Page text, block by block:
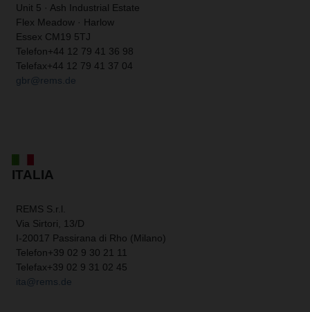
Unit 5 · Ash Industrial Estate
Flex Meadow · Harlow
Essex CM19 5TJ
Telefon+44 12 79 41 36 98
Telefax+44 12 79 41 37 04
gbr@rems.de
ITALIA
REMS S.r.l.
Via Sirtori, 13/D
I-20017 Passirana di Rho (Milano)
Telefon+39 02 9 30 21 11
Telefax+39 02 9 31 02 45
ita@rems.de